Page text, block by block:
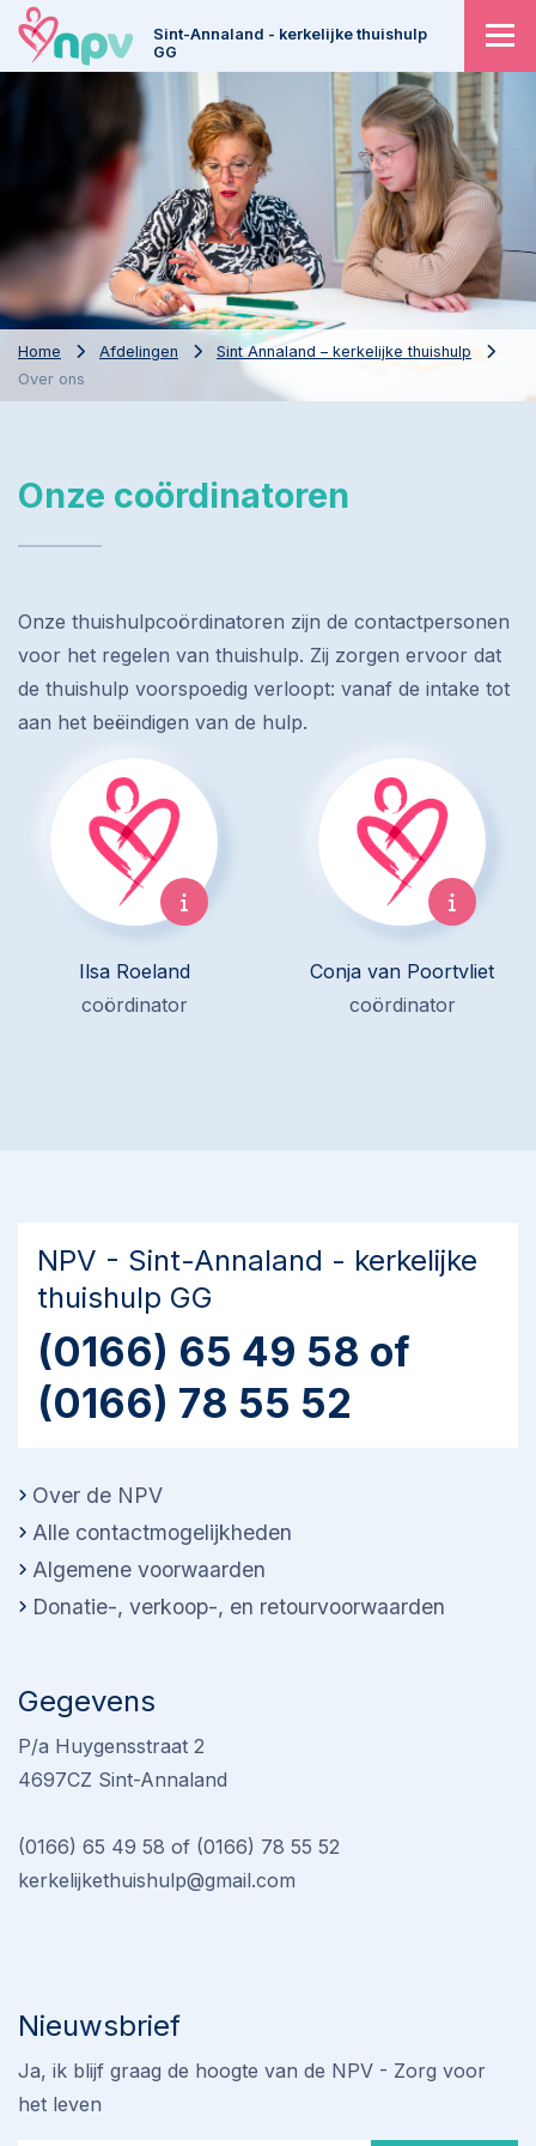
Sint-Annaland - kerkelijke thuishulp
GG
Home Afdelingen
Sint Annaland – kerkelijke thuishulp
Over ons
Onze coördinatoren
Onze thuishulpcoördinatoren zijn de contactpersonen
voor het regelen van thuishulp. Zij zorgen ervoor dat
de thuishulp voorspoedig verloopt: vanaf de intake tot
aan het beëindigen van de hulp.
Ilsa Roeland
coördinator
Conja van Poortvliet
coördinator
NPV - Sint-Annaland - kerkelijke
thuishulp GG
(0166) 65 49 58 of
(0166) 78 55 52
Over de NPV
Alle contactmogelijkheden
Algemene voorwaarden
Donatie-, verkoop-, en retourvoorwaarden
Gegevens
P/a Huygensstraat 2
4697CZ Sint-Annaland
(0166) 65 49 58 of (0166) 78 55 52
kerkelijkethuishulp@gmail.com
Nieuwsbrief
Ja, ik blijf graag de hoogte van de NPV - Zorg voor
het leven